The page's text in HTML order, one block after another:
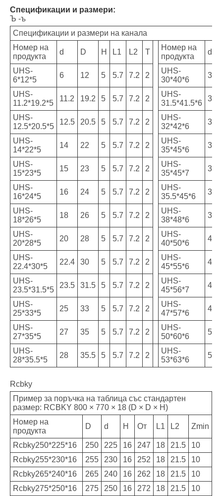
Спецификации и размери:
Ъ -ъ
Спецификации и размери на канала
Номер на
продукта
d D H L1 L2 T
Номер на
продукта
d
UHS-
6*12*5
6 12 5 5.7 7.2 2
UHS-
30*40*6
30
UHS-
11.2*19.2*5
11.2 19.2 5 5.7 7.2 2
UHS-
31.5*41.5*6
UHS-
12.5*20.5*5
12.5 20.5 5 5.7 7.2 2
UHS-
32*42*6
32
UHS-
14*22*5
14 22 5 5.7 7.2 2
UHS-
35*45*6
35
UHS-
15*23*5
15 23 5 5.7 7.2 2
UHS-
35*45*7
35
UHS-
16*24*5
16 24 5 5.7 7.2 2
UHS-
35.5*45*6
UHS-
18*26*5
18 26 5 5.7 7.2 2
UHS-
38*48*6
38
UHS-
20*28*5
20 28 5 5.7 7.2 2
UHS-
40*50*6
40
UHS-
22.4*30*5
22.4 30 5 5.7 7.2 2
UHS-
45*55*6
45
UHS-
23.5*31.5*5
23.5 31.5 5 5.7 7.2 2
UHS-
45*56*7
45
UHS-
25*33*5
25 33 5 5.7 7.2 2
UHS-
47*57*6
47
UHS-
27*35*5
27 35 5 5.7 7.2 2
UHS-
50*60*6
50
UHS-
28*35.5*5
28 35.5 5 5.7 7.2 2
UHS-
53*63*6
53
Rcbky
Пример за поръчка на таблица със стандартен
размер: RCBKY 800 × 770 × 18 (D × D × H)
Номер на
продукта
D d H От L1 L2 Zmin
Rcbky250*225*16 250 225 16 247 18 21.5
10
Rcbky255*230*16
255 230 16 252 18 21.5
10
Rcbky265*240*16
265 240 16 262 18 21.5
10
Rcbky275*250*16
275 250 16 272 18 21.5
10